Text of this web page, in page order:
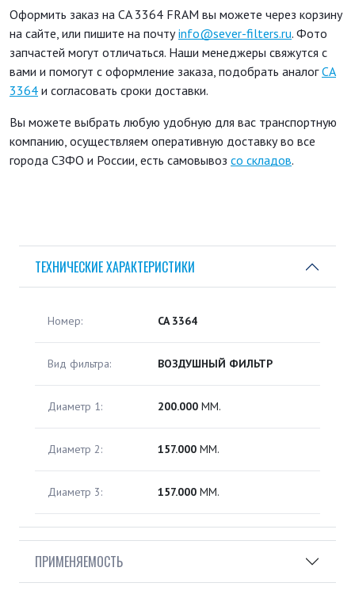
Оформить заказ на CA 3364 FRAM вы можете через корзину
на сайте, или пишите на почтуinfo@sever-filters.ru. Фото
запчастей могут отличаться. Наши менеджеры свяжутся с
вами и помогут с оформление заказа, подобрать аналогCA
3364 и согласовать сроки доставки.
Вы можете выбрать любую удобную для вас транспортную
компанию, осуществляем оперативную доставку во все
города СЗФО и России, есть самовывоз со складов.
ТЕХНИЧЕСКИЕ ХАРАКТЕРИСТИКИ
Номер: CA 3364
Вид фильтра: ВОЗДУШНЫЙ ФИЛЬТР
Диаметр 1: 200.000 ММ.
Диаметр 2: 157.000 ММ.
Диаметр 3: 157.000 ММ.
ПРИМЕНЯЕМОСТЬ